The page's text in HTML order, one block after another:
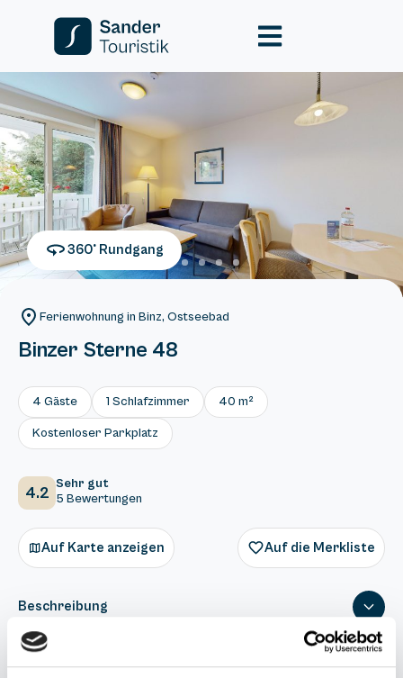
360° Rundgang
Ferienwohnung in Binz, Ostseebad
Binzer Sterne 48
4 Gäste 1 Schlafzimmer 40 m²
Kostenloser Parkplatz
4.2 Sehr gut
5 Bewertungen
Auf Karte anzeigen Auf die Merkliste
Beschreibung
Ausstattung